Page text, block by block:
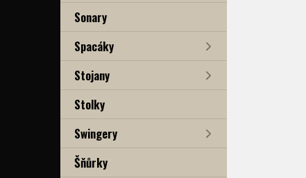
Sonary
Spacáky
Stojany
Stolky
Swingery
Šňůrky